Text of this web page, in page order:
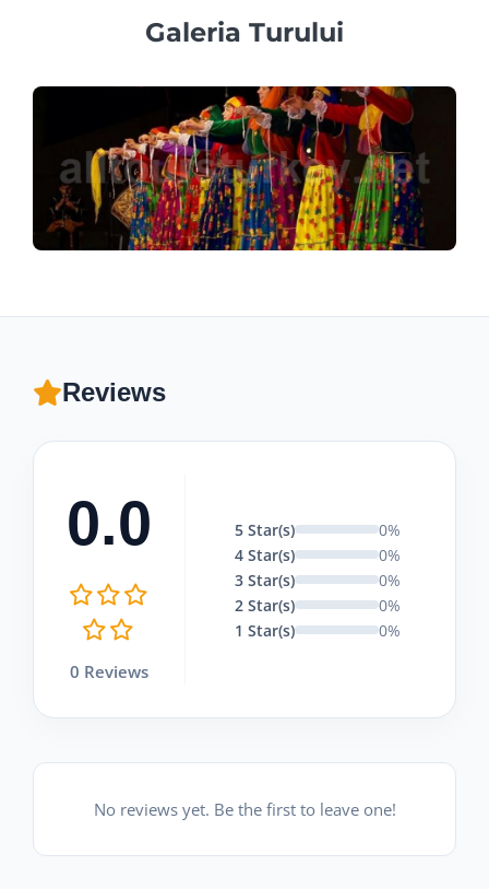
Galeria Turului
Reviews
0.0
0 Reviews
5 Star(s)
0%
4 Star(s)
0%
3 Star(s)
0%
2 Star(s)
0%
1 Star(s)
0%
No reviews yet. Be the first to leave one!